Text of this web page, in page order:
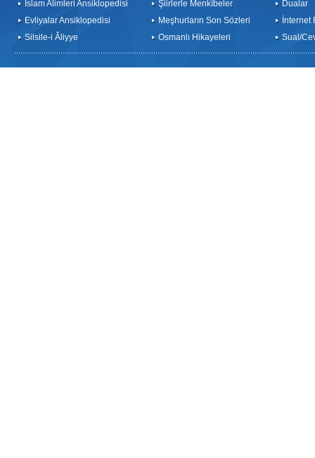
İslam Alimleri Ansiklopedisi
Evliyalar Ansiklopedisi
Silsile-i Âliyye
Şiirlerle Menkîbeler
Meşhurların Son Sözleri
Osmanlı Hikayeleri
Dualar
İnternet
Sual/